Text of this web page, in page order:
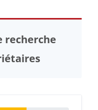
recherche